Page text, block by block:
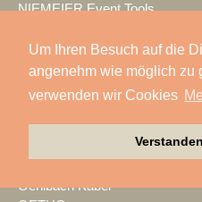
Um Ihren Besuch auf die
angenehm wie möglich zu
verwenden wir Cookies
NIEMEIER Event Tools
nobeo
Nocturne Drones GmbH
NPB Veranstaltungstechnik
NÜSSLI
Oehlbach Kabel